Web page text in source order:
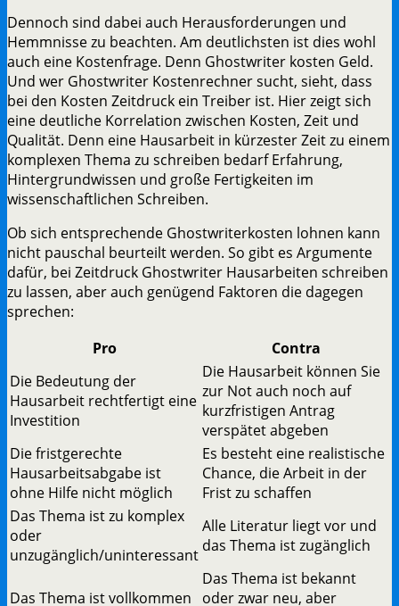
Dennoch sind dabei auch Herausforderungen und
Hemmnisse zu beachten. Am deutlichsten ist dies wohl
auch eine Kostenfrage. Denn Ghostwriter kosten Geld.
Und wer Ghostwriter Kostenrechner sucht, sieht, dass
bei den Kosten Zeitdruck ein Treiber ist. Hier zeigt sich
eine deutliche Korrelation zwischen Kosten, Zeit und
Qualität. Denn eine Hausarbeit in kürzester Zeit zu einem
komplexen Thema zu schreiben bedarf Erfahrung,
Hintergrundwissen und große Fertigkeiten im
wissenschaftlichen Schreiben.
Ob sich entsprechende Ghostwriterkosten lohnen kann
nicht pauschal beurteilt werden. So gibt es Argumente
dafür, bei Zeitdruck Ghostwriter Hausarbeiten schreiben
zu lassen, aber auch genügend Faktoren die dagegen
sprechen:
Pro
Contra
Die Bedeutung der
Hausarbeit rechtfertigt eine
Investition
Die Hausarbeit können Sie
zur Not auch noch auf
kurzfristigen Antrag
verspätet abgeben
Die fristgerechte
Hausarbeitsabgabe ist
ohne Hilfe nicht möglich
Es besteht eine realistische
Chance, die Arbeit in der
Frist zu schaffen
Das Thema ist zu komplex
oder
unzugänglich/uninteressant
Alle Literatur liegt vor und
das Thema ist zugänglich
Das Thema ist vollkommen
Das Thema ist bekannt
oder zwar neu, aber